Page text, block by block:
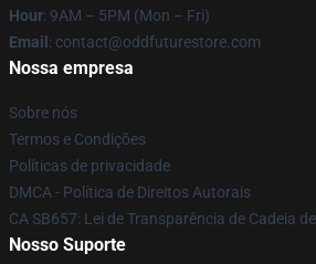
Hour: 9AM – 5PM (Mon – Fri)
Email : contact@oddfuturestore.com
Nossa empresa
Sobre nós
Termos e Condições
Políticas de privacidade
DMCA - Política de Direitos Autorais
CA SB657: Lei de Transparência de Cadeia
Nosso Suporte